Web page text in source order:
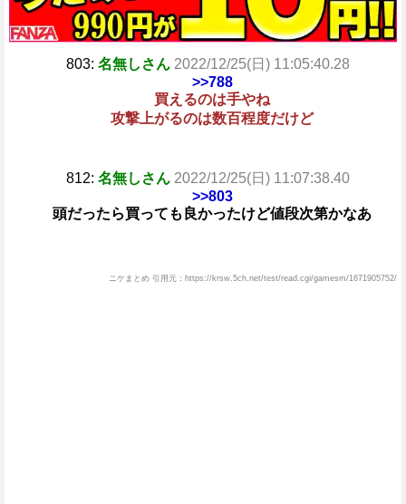
803: 名無しさん 2022/12/25(日) 11:05:40.28
>>788
買えるのは手やね
攻撃上がるのは数百程度だけど
812: 名無しさん 2022/12/25(日) 11:07:38.40
>>803
頭だったら買っても良かったけど値段次第かなあ
ニケまとめ 引用元：https://krsw.5ch.net/test/read.cgi/gamesm/1671905752/